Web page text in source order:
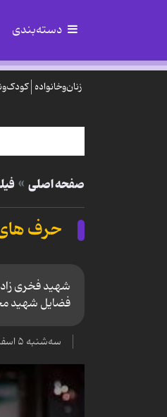
دسته‌بندی
زنان‌وخانواده
صفحه اصلی
حرف
شهید فخری
فضایل شهید
سه‌شنبه ۵ اسفند ۱۳۹۹ - ۱۶:۰۰